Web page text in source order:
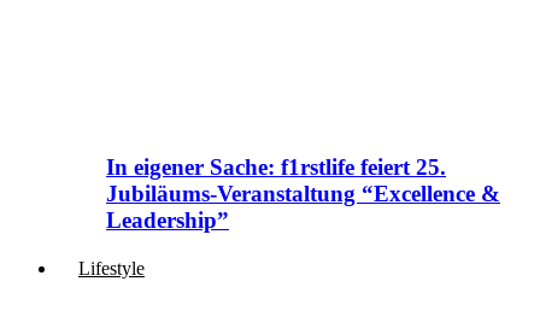
In eigener Sache: f1rstlife feiert 25.
Jubiläums-Veranstaltung “Excellence &
Leadership”
Lifestyle